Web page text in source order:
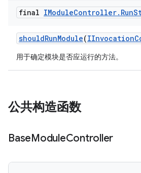
final IModuleController. Run
shouldRunModule(IInvocation
用于确定模块是否应运行的方法。
公共构造函数
BaseModuleController